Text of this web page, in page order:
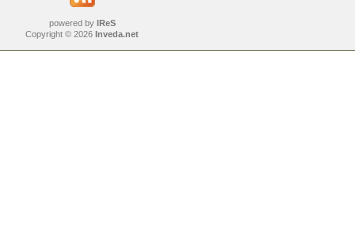
powered by IReS
Copyright © 2026 Inveda.net